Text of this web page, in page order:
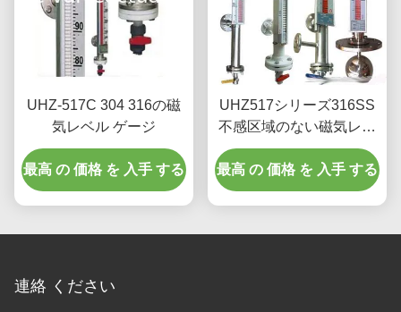
UHZ-517C 304 316の磁
気レベル ゲージ
最高 の 価格 を 入手 する
UHZ517シリーズ316SS
不感区域のない磁気レベ
ルゲージのAnti-Corrosion
タイプ
最高 の 価格 を 入手 する
連絡 ください